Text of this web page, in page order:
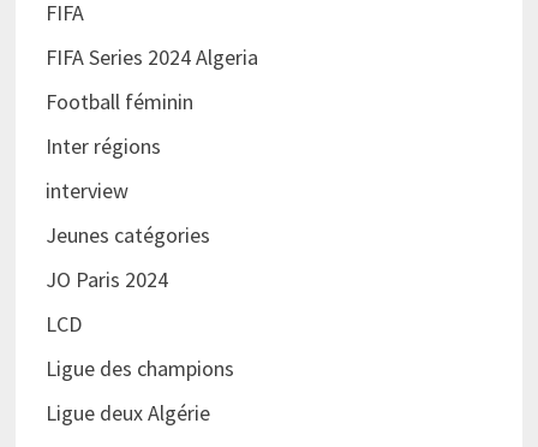
FIFA
FIFA Series 2024 Algeria
Football féminin
Inter régions
interview
Jeunes catégories
JO Paris 2024
LCD
Ligue des champions
Ligue deux Algérie